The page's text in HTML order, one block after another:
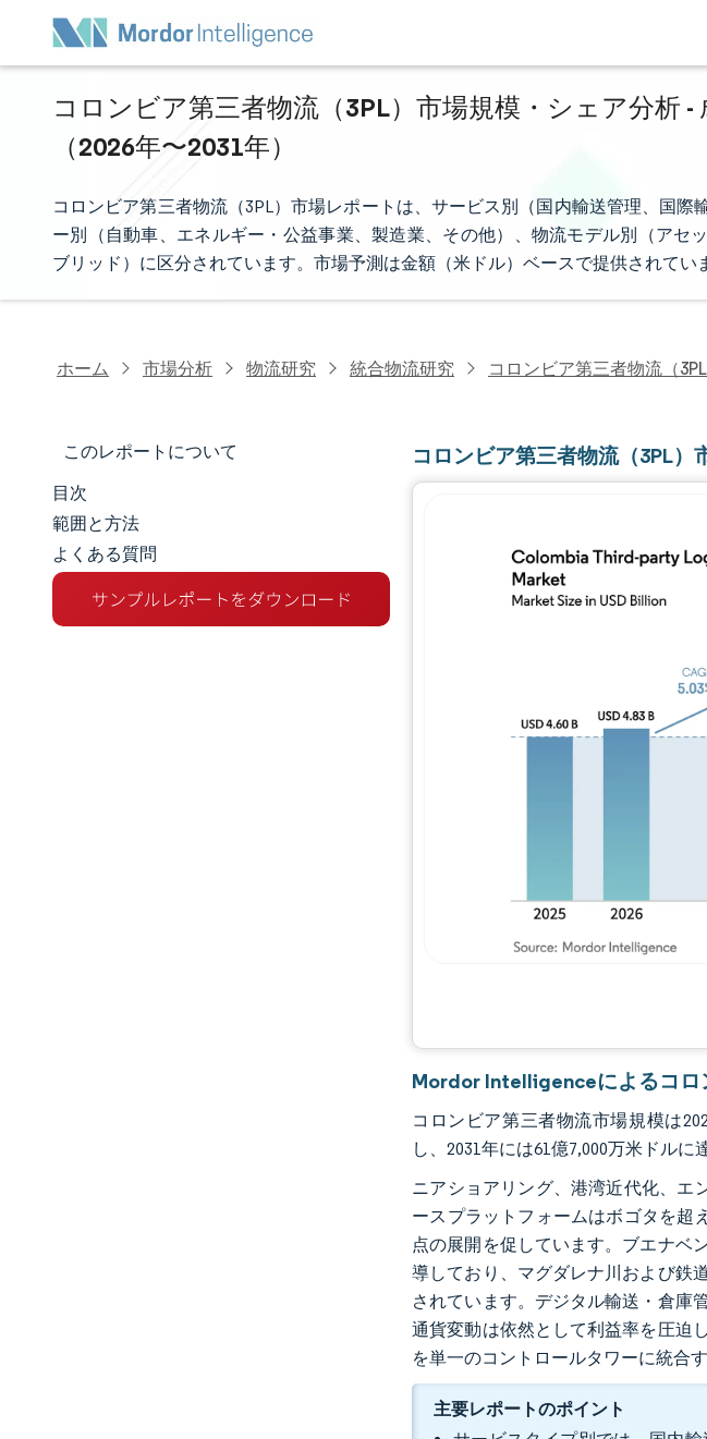
コロンビア第三者物流（3PL）市場規模・シェア分析
（2026年〜2031年）
コロンビア第三者物流（3PL）市場レポートは、サービス別（国内輸送管理、国際
ー別（自動車、エネルギー・公益事業、製造業、その他）、物流モデル別（アセ
ブリッド）に区分されています。市場予測は金額（米ドル）ベースで提供されてい
ホーム 市場分析 物流研究 統合物流研究 コロンビア第三者物流（
このレポートについて
市場規模とシェア
市場分析
トレンドとインサイト
目次
範囲と方法
よくある質問
コロンビア第三者物流（3PL）
画像
Mordor Intelligenceによるコロ
コロンビア第三者物流市場規模は
し、2031年には61億7,000万米ドルに
ニアショアリング、港湾近代化、エ
ースプラットフォームはボゴタを超
点の展開を促しています。ブエナベ
導しており、マグダレナ川および鉄
されています。デジタル輸送・倉庫
通貨変動は依然として利益率を圧迫
を単一のコントロールタワーに統合
主要レポートのポイント